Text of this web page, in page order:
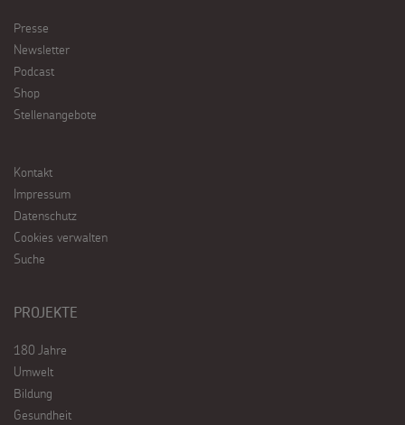
Presse
Newsletter
Podcast
Shop
Stellenangebote
Kontakt
Impressum
Datenschutz
Cookies verwalten
Suche
PROJEKTE
180 Jahre
Umwelt
Bildung
Gesundheit